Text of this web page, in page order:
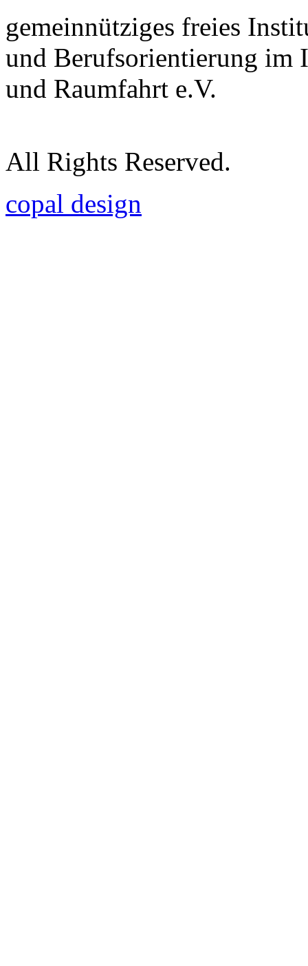
gemeinnütziges freies
und Berufsorientierung im
und Raumfahrt e.V.
All Rights Reserved.
copal design